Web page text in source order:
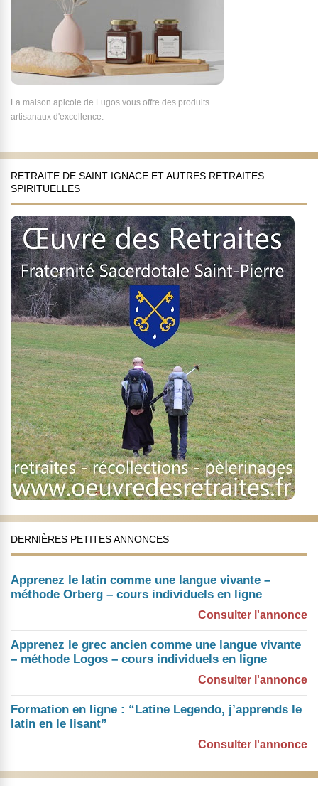
La maison apicole de Lugos vous offre des produits
artisanaux d'excellence.
RETRAITE DE SAINT IGNACE ET AUTRES RETRAITES
SPIRITUELLES
DERNIÈRES PETITES ANNONCES
Apprenez le latin comme une langue vivante –
méthode Orberg – cours individuels en ligne
Consulter l'annonce
Apprenez le grec ancien comme une langue vivante
– méthode Logos – cours individuels en ligne
Consulter l'annonce
Formation en ligne : “Latine Legendo, j’apprends le
latin en le lisant”
Consulter l'annonce